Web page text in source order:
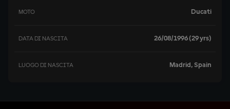
MOTO Ducati
DATA DI NASCITA 26/08/1996 (29 yrs)
LUOGO DI NASCITA Madrid, Spain